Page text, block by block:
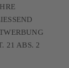
21 ABS. 2